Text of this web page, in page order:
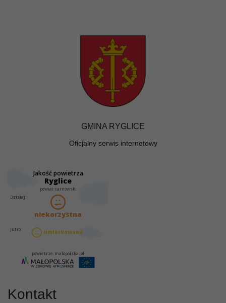
GMINA RYGLICE
Oficjalny serwis internetowy
Kontakt